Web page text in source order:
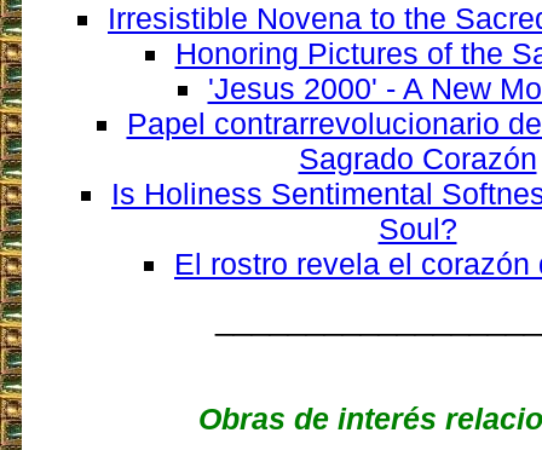
Irresistible Novena to the
Honoring Pictures of the
'Jesus 2000' - A New
Papel contrarrevolucionario
Sagrado Corazón
Is Holiness Sentimental
Soul?
El rostro revela el corazón
Obras de interés